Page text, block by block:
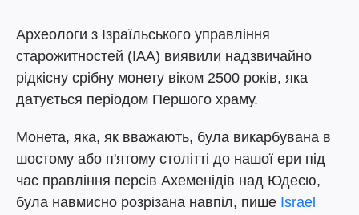
Археологи з Ізраїльського управління
старожитностей (IAA) виявили надзвичайно
рідкісну срібну монету віком 2500 років, яка
датується періодом Першого храму.
Монета, яка, як вважають, була викарбувана в
шостому або п'ятому столітті до нашої ери під
час правління персів Ахеменідів над Юдеєю,
була навмисно розрізана навпіл, пише Israel